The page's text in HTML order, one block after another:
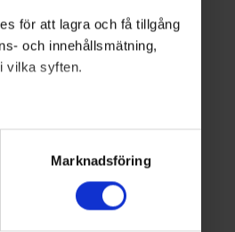
för att lagra och få tillgång
och innehållsmätning,
vilka syften.
meter
Marknadsföring